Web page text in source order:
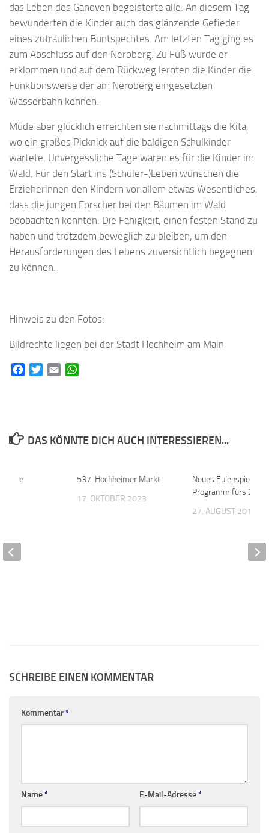
das Leben des Ganoven begeisterte alle. An diesem Tag
bewunderten die Kinder auch das glänzende Gefieder
eines zutraulichen Buntspechtes. Am letzten Tag ging es
zum Abschluss auf den Neroberg. Zu Fuß wurde er
erklommen und auf dem Rückweg lernten die Kinder die
Funktionsweise der am Neroberg eingesetzten
Wasserbahn kennen.
Müde aber glücklich erreichten sie nachmittags die Kita,
wo ein großes Picknick auf die baldigen Schulkinder
wartete. Unvergessliche Tage waren es für die Kinder im
Wald. Für den Start ins (Schüler-)Leben wünschen die
Erzieherinnen den Kindern vor allem etwas Wesentliches,
dass die jungen Forscher bei den Bäumen im Wald
beobachten konnten: Die Fähigkeit, einen festen Stand zu
haben und trotzdem beweglich zu bleiben, um den
Herausforderungen des Lebens zuversichtlich begegnen
zu können.
Hinweis zu den Fotos:
Bildrechte liegen bei der Stadt Hochheim am Main
FacebookTwitterEmail
DAS KÖNNTE DICH AUCH INTERESSIEREN...
537. Hochheimer Markt
17. OKTOBER 2023
Neues Eulenspiegel-
Programm fürs 2.
27. AUGUST 2017
SCHREIBE EINEN KOMMENTAR
Kommentar*
Name* E-Mail-Adresse*